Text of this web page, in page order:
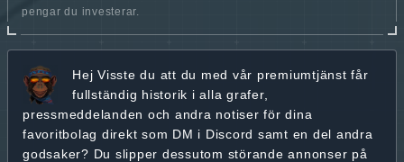
pengar du investerar.
Hej Visste du att du med vår premiumtjänst får
fullständig historik i alla grafer,
pressmeddelanden och andra notiser för dina
favoritbolag direkt som DM i Discord samt en del andra
godsaker? Du slipper dessutom störande annonser på